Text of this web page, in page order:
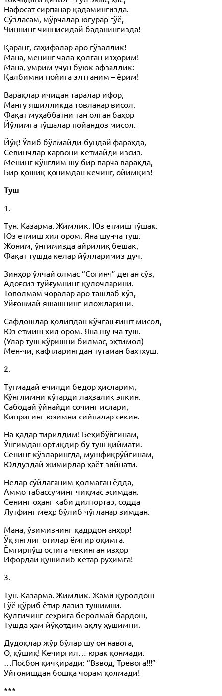
Нафосат сирпанар қадамингизда.
Сўзласам, мўрчалар югурар гўё,
Чиннинг чиннисидай баданингизда!
Қаранг, саҳифалар аро гўзаллик!
Мана, менинг чала қолган изҳорим!
Мана, умрим учун буюк афзаллик:
Қалбимни пойига элтганим – ёрим!
Варақлар ичидан таралар ифор,
Мангу яшилликда товланар висол.
Фақат муҳаббатни тан олган баҳор
Йўлимга тўшалар пойандоз мисол.
Йўқ! Ўлиб бўлмайди бундай фараҳда,
Севинчлар карвони кетмайди изсиз.
Менинг кўнглим шу бир парча варақда,
Бир қошиқ қонимдан кечинг, ойимқиз!
Туш
1.
Тун. Казарма. Жимлик. Юз етмиш тўшак.
Юз етмиш хил ором. Яна шунча туш.
Жоним, ўнгимизда айрилиқ бешак,
Фақат тушда келар йўлларимиз дуч.
Зинҳор ўлчай олмас “Соғинч” деган сўз,
Адоғсиз туйғумнинг қулочларини.
Тополмам чоралар аро ташлаб кўз,
Уйғонмай яшашнинг иложларини.
Сафдошлар қолипдан кўчган ғишт мисол,
Юз етмиш хил ором. Яна шунча туш.
(Улар туш кўришни билмас, эҳтимол)
Мен-чи, кафтларингдан тутаман бахтхуш.
2.
Тугмадай ечилди бедор ҳисларим,
Кўнглимни кўтарди лаҳзалик эпкин.
Сабодай ўйнайди сочинг ислари,
Кипригинг юзимни сийпалар секин.
На қадар тирилдим! Беҳибўйгинам,
Ўнгимдан ортиқдир бу туш қиймати.
Сенинг кўзларингда, мушфиқрўйгинам,
Юлдуздай жимирлар ҳаёт зийнати.
Нелар сўйлаганим қолмаган ёдда,
Аммо табассуминг чиқмас эсимдан.
Сенинг оҳанг каби дилтортар, содда
Лутфинг меҳр бўлиб чўғланар зимдан.
Мана, ўзимизнинг қадрдон анҳор!
Ўқ янглиғ отилар ёмғир оқимга.
Ёмғирпўш остига чекинган изҳор
Ифордай қўшилиб кетар руҳимга!
3.
Тун. Казарма. Жимлик. Жами қуролдош
Гўё қўриб ётир лазиз тушимни.
Кулгичинг сеҳрига беролмай бардош,
Тушда ҳам йўқотдим ақлу ҳушимни.
Дудоқлар жўр бўлар шу он навога,
О, қўшиқ! Кечиргил… юрак қонмади.
…Посбон қичқиради: “Взвод, Тревога!!!”
Уйғонишдан бошқа чорам қолмади!
***